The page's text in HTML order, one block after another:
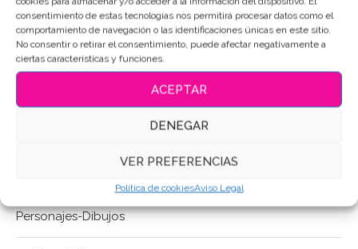
consentimiento de estas tecnologías nos permitirá procesar datos como el
comportamiento de navegación o las identificaciones únicas en este sitio.
No consentir o retirar el consentimiento, puede afectar negativamente a
ciertas características y funciones.
ACEPTAR
DENEGAR
VER PREFERENCIAS
Política de cookiesAviso Legal
Lisa©
Mundo de Fantasía
Personajes-Dibujos